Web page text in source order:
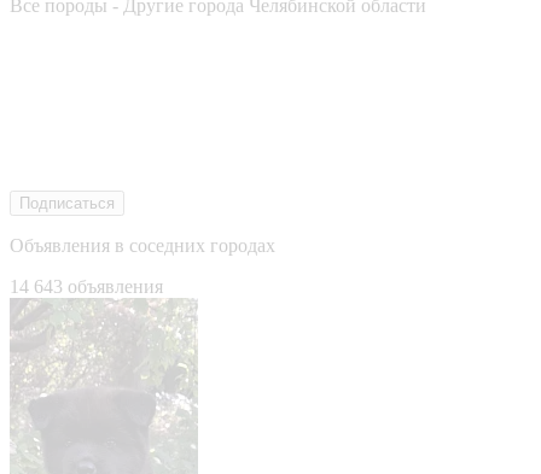
Все породы - Другие города Челябинской области
Подписаться
Объявления в соседних городах
14 643 объявления